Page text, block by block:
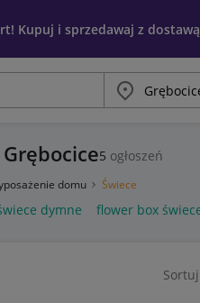
Kupuj i sprzedawaj z dostawą
Miasto
5 ogłoszeń
domu Świece
dymne flower box
siatki